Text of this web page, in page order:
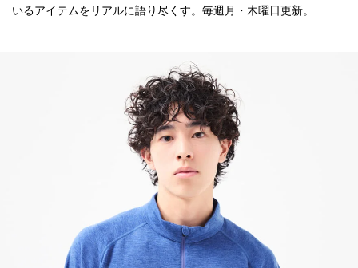
いるアイテムをリアルに語り尽くす。毎週月・木曜日更新。